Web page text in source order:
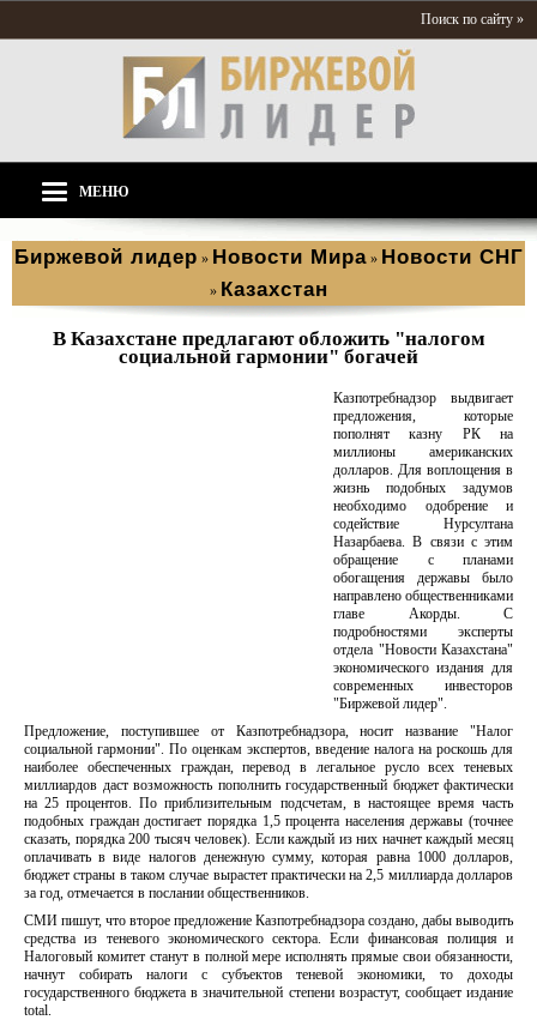
Поиск по сайту »
МЕНЮ
Биржевой лидер » Новости Мира » Новости СНГ
» Казахстан
В Казахстане предлагают обложить "налогом
социальной гармонии" богачей
Казпотребнадзор выдвигает
предложения, которые
пополнят казну РК на
миллионы американских
долларов. Для воплощения в
жизнь подобных задумов
необходимо одобрение и
содействие Нурсултана
Назарбаева. В связи с этим
обращение с планами
обогащения державы было
направлено общественниками
главе Акорды. С
подробностями эксперты
отдела "Новости Казахстана"
экономического издания для
современных инвесторов
"Биржевой лидер".
Предложение, поступившее от Казпотребнадзора, носит название "Налог
социальной гармонии". По оценкам экспертов, введение налога на роскошь для
наиболее обеспеченных граждан, перевод в легальное русло всех теневых
миллиардов даст возможность пополнить государственный бюджет фактически
на 25 процентов. По приблизительным подсчетам, в настоящее время часть
подобных граждан достигает порядка 1,5 процента населения державы (точнее
сказать, порядка 200 тысяч человек). Если каждый из них начнет каждый месяц
оплачивать в виде налогов денежную сумму, которая равна 1000 долларов,
бюджет страны в таком случае вырастет практически на 2,5 миллиарда долларов
за год, отмечается в послании общественников.
СМИ пишут, что второе предложение Казпотребнадзора создано, дабы выводить
средства из теневого экономического сектора. Если финансовая полиция и
Налоговый комитет станут в полной мере исполнять прямые свои обязанности,
начнут собирать налоги с субъектов теневой экономики, то доходы
государственного бюджета в значительной степени возрастут, сообщает издание
total.